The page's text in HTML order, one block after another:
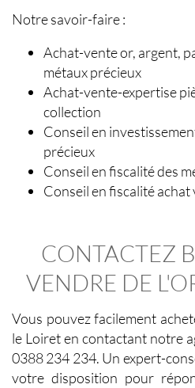
Notre savoir-faire :
Achat-vente or, argent,
métaux précieux
Achat-vente-expertise
collection
Conseil en
précieux
Conseil en fiscalité des
Conseil en fiscalité achat
CONTACTEZ
VENDRE DE
Vous pouvez facilement
le Loiret en contactant notre
0388 234 234. Un expert-
votre disposition pour